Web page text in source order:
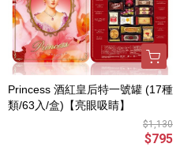
Princess 酒紅皇后特一號罐 (17種
類/63入/盒)【亮眼吸睛】
$1,130
$795